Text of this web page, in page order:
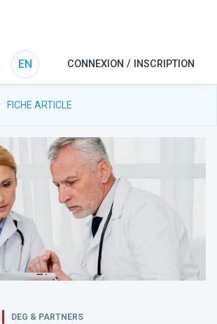
EN CONNEXION / INSCRIPTION
FICHE ARTICLE
DEG & PARTNERS